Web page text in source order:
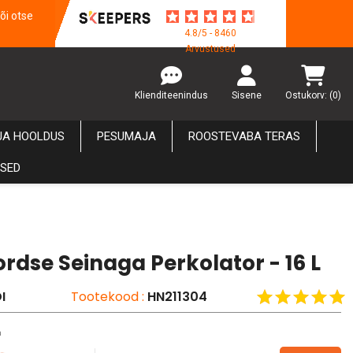
otse
4.8/5 - 8460
Arvustused
Ostukorv: (0)
Klienditeenindus Sisene
HOOLDUS PESUMAJA ROOSTEVABA TERAS
Seinaga Perkolator - 16 L
Tootekood : HN211304